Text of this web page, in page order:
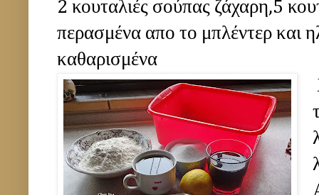
2 κουταλιές σούπας ζάχαρη,5
περασμένα απο το μπλέντερ και
καθαρισμένα